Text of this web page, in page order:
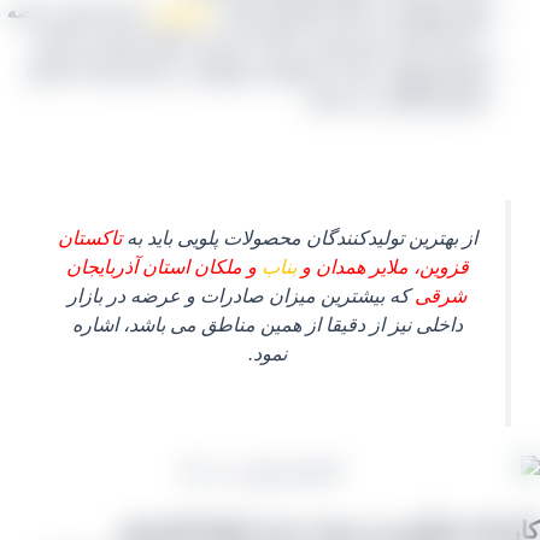
از بهترین تولیدکنندگان محصولات پلویی باید بهتاکستان
قزوین، ملایر همدان وبنابو ملکان استان آذربایجان
شرقی که بیشترین میزان صادرات و عرضه در بازار
داخلی نیز از دقیقا از همین مناطق می باشد، اشاره
نمود.
فرآوری و بسته بندی انواع کشمش